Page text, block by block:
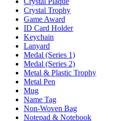
Crystal Trophy
Game Award
ID Card Holder
Keychain
Lanyard
Medal (Series 1)
Medal (Series 2)
Metal & Plastic Trophy
Metal Pen
Mug
Name Tag
Non-Woven Bag
Notepad & Notebook